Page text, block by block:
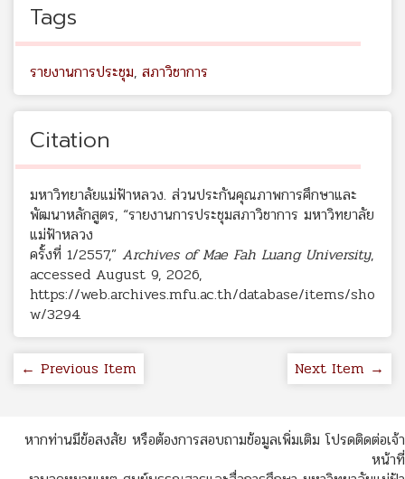
Tags
รายงานการประชุม, สภาวิชาการ
Citation
มหาวิทยาลัยแม่ฟ้าหลวง. ส่วนประกันคุณภาพการศึกษาและ
พัฒนาหลักสูตร, “รายงานการประชุมสภาวิชาการ มหาวิทยาลัย
แม่ฟ้าหลวง
ครั้งที่ 1/2557,” Archives of Mae Fah Luang University,
accessed August 9, 2026,
https://web.archives.mfu.ac.th/database/items/sho
w/3294.
← Previous Item Next Item →
หากท่านมีข้อสงสัย หรือต้องการสอบถามข้อมูลเพิ่มเติม โปรดติดต่อเจ้า
หน้าที่